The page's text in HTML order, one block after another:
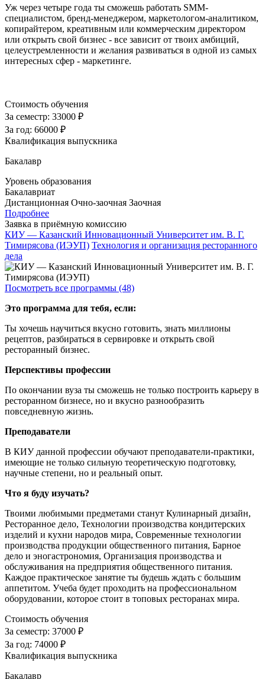
Уж через четыре года ты сможешь работать SMM-
специалистом, бренд-менеджером, маркетологом-аналитиком,
копирайтером, креативным или коммерческим директором
или открыть свой бизнес - все зависит от твоих амбиций,
целеустремленности и желания развиваться в одной из самых
интересных сфер - маркетинге.
Стоимость обучения
За семестр: 33000 ₽
За год: 66000 ₽
Квалификация выпускника
Бакалавр
Уровень образования
Бакалавриат
Дистанционная Очно-заочная Заочная
Подробнее
Заявка в приёмную комиссию
КИУ — Казанский Инновационный Университет им. В. Г.
Тимирясова (ИЭУП) Технология и организация ресторанного
дела
Посмотреть все программы (48)
Это программа для тебя, если:
Ты хочешь научиться вкусно готовить, знать миллионы
рецептов, разбираться в сервировке и открыть свой
ресторанный бизнес.
Перспективы профессии
По окончании вуза ты сможешь не только построить карьеру в
ресторанном бизнесе, но и вкусно разнообразить
повседневную жизнь.
Преподаватели
В КИУ данной профессии обучают преподаватели-практики,
имеющие не только сильную теоретическую подготовку,
научные степени, но и реальный опыт.
Что я буду изучать?
Твоими любимыми предметами станут Кулинарный дизайн,
Ресторанное дело, Технологии производства кондитерских
изделий и кухни народов мира, Современные технологии
производства продукции общественного питания, Барное
дело и эногастрономия, Организация производства и
обслуживания на предприятия общественного питания.
Каждое практическое занятие ты будешь ждать с большим
аппетитом. Учеба будет проходить на профессиональном
оборудовании, которое стоит в топовых ресторанах мира.
Стоимость обучения
За семестр: 37000 ₽
За год: 74000 ₽
Квалификация выпускника
Бакалавр